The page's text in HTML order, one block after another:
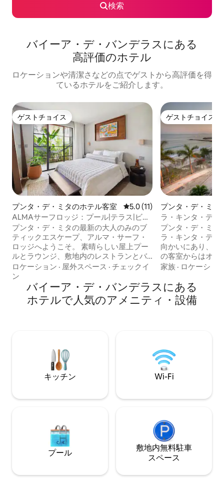
検索
バイーア・デ・バンデラスにある
高⁠評⁠価⁠のホ⁠テ⁠ル
ロケーションや清潔さなどの点でゲストから高評価を得
ているホテルをご紹介します。
ゲストチョイス
ゲストチョイス
プンタ・デ・ミタのホテル客室 レビュー11件、5つ星中5.0つ
5.0 (11)
ALMAサーフロッジ：プール|テラス|ビー
チ|バー
プンタ・デ・ミタの最新の大人のみのブ
ティックエスケープ、アルマ・サーフ・
ロッジへようこそ。 素晴らしい屋上プー
ルとラウンジ、敷地内のレストランとバ
ー、くつろいでリラックスできる複数の
共用エリアをお楽しみください。そして
何よりも、お部屋からわずか数歩の場所
で世界クラスのサーフィンとビーチを体
験してください。ビーチへはわずか1ブロ
る場合でも、楽園でくつろぐためにここ
にいる場合でも、夢のような滞在はここ
から始まります。
ロケーション · 屋外スペース · チェックイ
ン
ゲストチョイス
ゲストチョイス
プンタ・デ・ミタ
室
ラ・キンタ・デル
サーフビューアッ
プンタ・デ・ミタ
ラ・キンタ・デル
向かいにあり、7
の客室からはオー
ます。上階の客室
Wi-Fiが備わって
ーから素晴らしい景
デッキ、ハンモ
内に住んでいます
性でプライベート
ださい！
家族 · ロケーショ
バイーア・デ・バンデラスにある
ホ⁠テ⁠ル⁠で人⁠気⁠のア⁠メ⁠ニ⁠テ⁠ィ⁠・設⁠備
キッチン Wi-Fi
プール
敷地内無料駐⁠車
ス⁠ペ⁠ー⁠ス